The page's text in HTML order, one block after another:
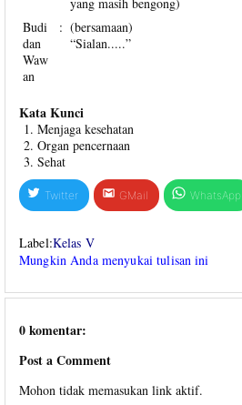
Budi
dan
Waw
an
: (bersamaan)
“Sialan.....”
Kata Kunci
Menjaga kesehatan
Organ pencernaan
Sehat
Twitter GMail WhatsApp
Label:Kelas V
Mungkin Anda menyukai tulisan ini
0 komentar:
Post a Comment
Mohon tidak memasukan link aktif.